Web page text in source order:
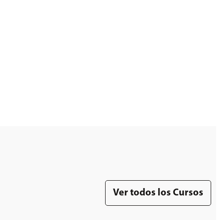
Ver todos los Cursos